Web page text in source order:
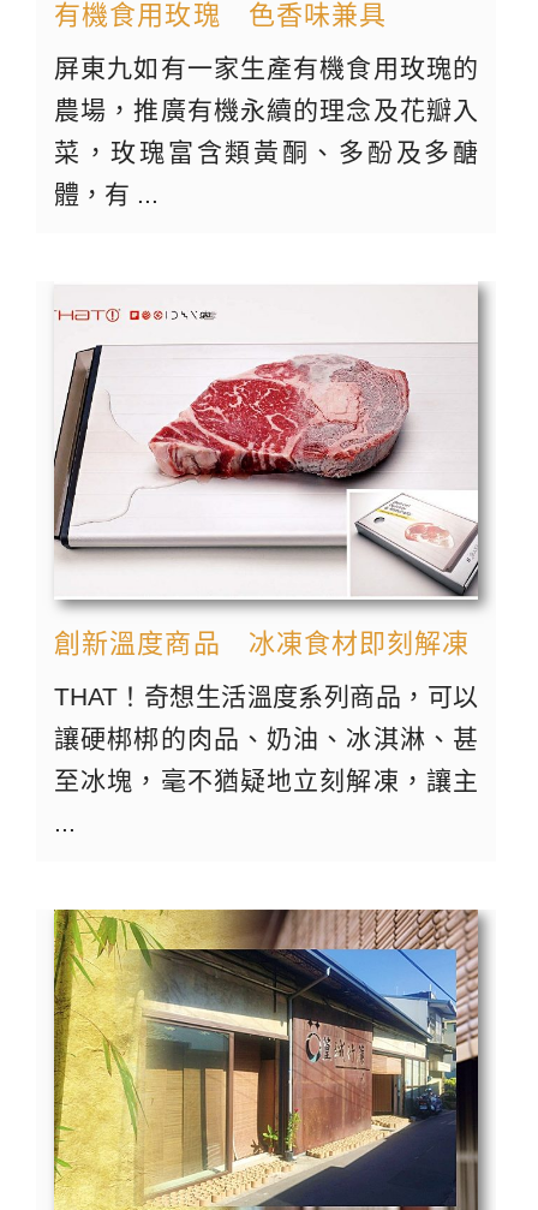
有機食用玫瑰 色香味兼具
屏東九如有一家生產有機食用玫瑰的
農場，推廣有機永續的理念及花瓣入
菜，玫瑰富含類黃酮、多酚及多醣
體，有 ...
創新溫度商品 冰凍食材即刻解凍
THAT！奇想生活溫度系列商品，可以
讓硬梆梆的肉品、奶油、冰淇淋、甚
至冰塊，毫不猶疑地立刻解凍，讓主
...